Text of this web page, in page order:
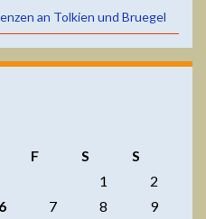
an Tolkien und Bruegel
F S
S
1
2
6 7 8
9